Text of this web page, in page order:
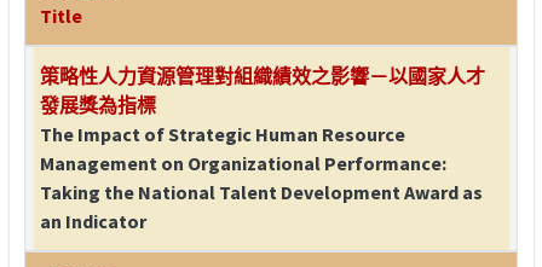
Title
策略性人力資源管理對組織績效之影響－以國家人才
發展獎為指標
The Impact of Strategic Human Resource
Management on Organizational Performance:
Taking the National Talent Development Award as
an Indicator